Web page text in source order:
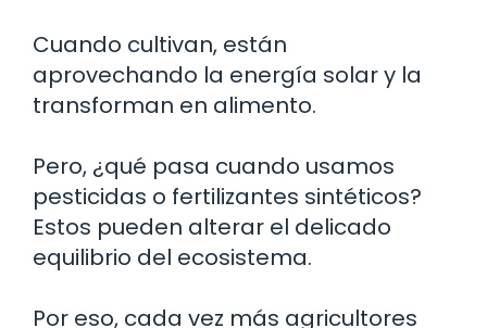
Cuando cultivan, están
aprovechando la energía solar y la
transforman en alimento.
Pero, ¿qué pasa cuando usamos
pesticidas o fertilizantes sintéticos?
Estos pueden alterar el delicado
equilibrio del ecosistema.
Por eso, cada vez más agricultores